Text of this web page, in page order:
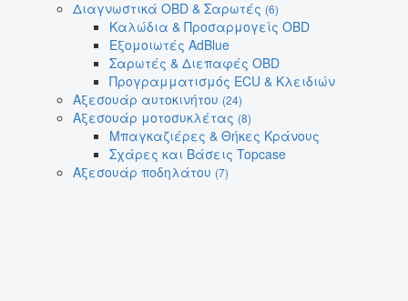
Διαγνωστικά OBD & Σαρωτές (6)
Καλώδια & Προσαρμογείς OBD
Εξομοιωτές AdBlue
Σαρωτές & Διεπαφές OBD
Προγραμματισμός ECU & Κλειδιών
Αξεσουάρ αυτοκινήτου (24)
Αξεσουάρ μοτοσυκλέτας (8)
Μπαγκαζιέρες & Θήκες Κράνους
Σχάρες και Βάσεις Topcase
Αξεσουάρ ποδηλάτου (7)